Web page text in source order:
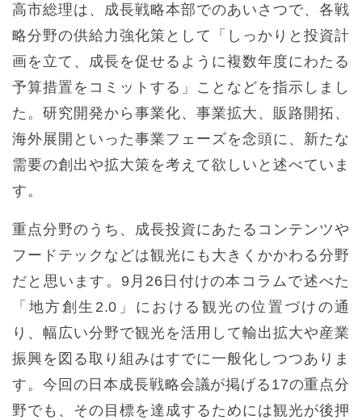
高市総理は、成長戦略本部でのあいさつで、各戦
略分野の供給力強化策として「しっかりと投資計
画を立て、成長を促せるように複数年度にわたる
予算措置をコミットする」ことなどを指示しまし
た。研究開発から事業化、事業拡大、販路開拓、
海外展開といった事業フェーズを念頭に、新たな
需要の創出や拡大策を考えて欲しいと述べていま
す。
重点分野のうち、成長投資にあたるコンテンツや
フードテックなどは観光にも大きくかかわる分野
だと思います。9月26日付けの本コラムで述べた
「地方創生2.0」における観光の位置づけの通
り、幅広い分野で観光を活用して輸出拡大や産業
振興を図る取り組みはすでに一般化しつつありま
す。今回の日本成長戦略会議が掲げる17の重点分
野でも、その目標を達成するためには観光が後押